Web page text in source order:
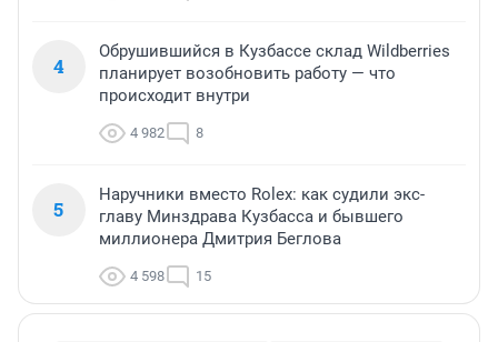
4
Обрушившийся в Кузбассе склад Wildberries
планирует возобновить работу — что
происходит внутри
4 982 8
5
Наручники вместо Rolex: как судили экс-
главу Минздрава Кузбасса и бывшего
миллионера Дмитрия Беглова
4 598 15